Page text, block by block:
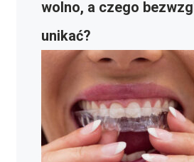
wolno, a czego
unikać?